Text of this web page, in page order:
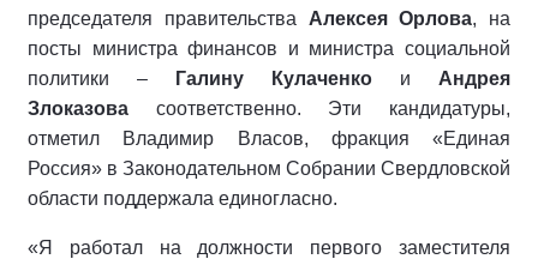
председателя правительства Алексея Орлова, на
посты министра финансов и министра социальной
политики –
Галину Кулаченко и Андрея
Злоказова соответственно. Эти кандидатуры,
отметил Владимир Власов, фракция «Единая
Россия» в Законодательном Собрании Свердловской
области поддержала единогласно.
«Я работал на должности первого заместителя